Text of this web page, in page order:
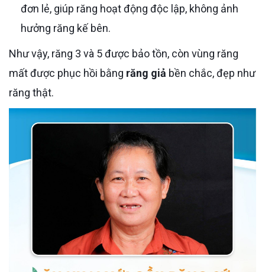
đơn lẻ, giúp răng hoạt động độc lập, không ảnh
hưởng răng kế bên.
Như vậy, răng 3 và 5 được bảo tồn, còn vùng răng
mất được phục hồi bằng răng giả bền chắc, đẹp như
răng thật.